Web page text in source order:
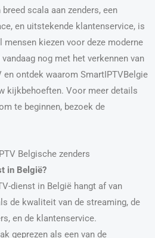
scala aan zenders, een
en uitstekende klantenservice, is
mensen kiezen voor deze moderne
nog met het verkennen van
en ontdek waarom SmartIPTVBelgie
kijkbehoeften. Voor meer details
te beginnen, bezoek de
Belgische zenders
in België?
dienst in België hangt af van
de kwaliteit van de streaming, de
en de klantenservice.
geprezen als een van de